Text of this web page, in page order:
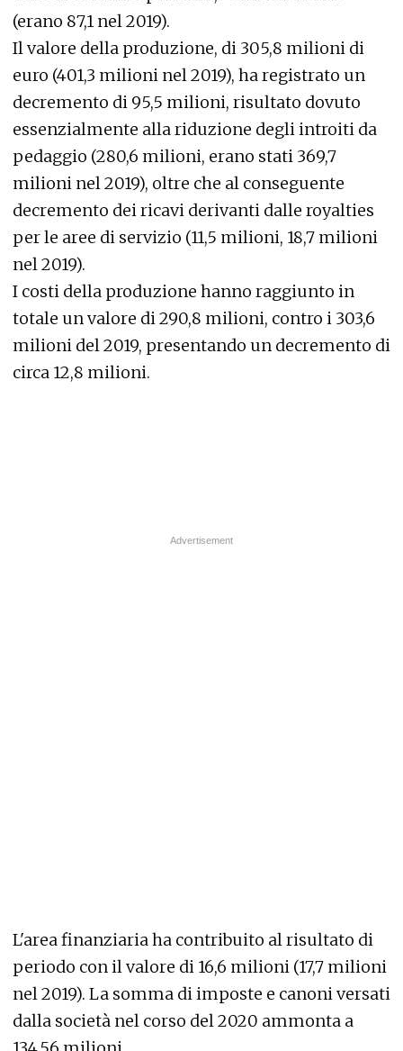
(erano 87,1 nel 2019).
Il valore della produzione, di 305,8 milioni di
euro (401,3 milioni nel 2019), ha registrato un
decremento di 95,5 milioni, risultato dovuto
essenzialmente alla riduzione degli introiti da
pedaggio (280,6 milioni, erano stati 369,7
milioni nel 2019), oltre che al conseguente
decremento dei ricavi derivanti dalle royalties
per le aree di servizio (11,5 milioni, 18,7 milioni
nel 2019).
I costi della produzione hanno raggiunto in
totale un valore di 290,8 milioni, contro i 303,6
milioni del 2019, presentando un decremento di
circa 12,8 milioni.
L'area finanziaria ha contribuito al risultato di
periodo con il valore di 16,6 milioni (17,7 milioni
nel 2019). La somma di imposte e canoni versati
dalla società nel corso del 2020 ammonta a